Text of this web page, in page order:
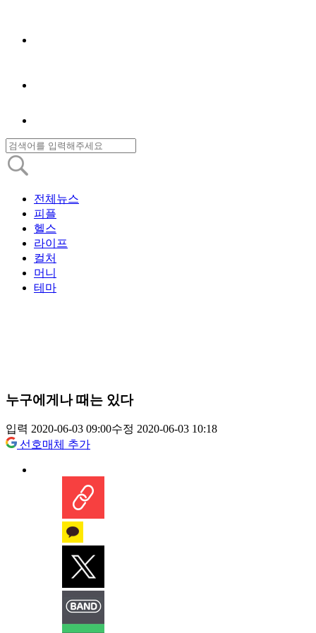
전체뉴스
피플
헬스
라이프
컬처
머니
테마
누구에게나 때는 있다
입력 2020-06-03 09:00수정 2020-06-03 10:18
선호매체 추가